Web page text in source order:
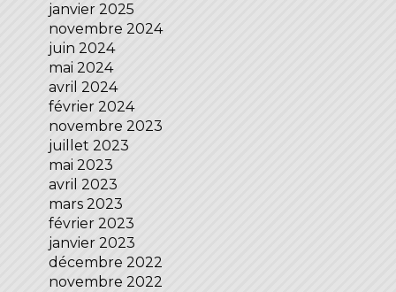
janvier 2025
novembre 2024
juin 2024
mai 2024
avril 2024
février 2024
novembre 2023
juillet 2023
mai 2023
avril 2023
mars 2023
février 2023
janvier 2023
décembre 2022
novembre 2022